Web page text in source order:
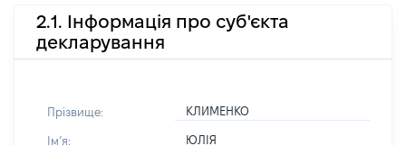
2.1. Інформація про суб'єкта
декларування
Прізвище: КЛИМЕНКО
Імʼя: ЮЛІЯ